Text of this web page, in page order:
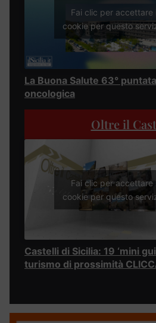
Fai clic per accettare i
cookie per questo
La Buona Salute 63°
oncologica
Oltre il
Fai clic per accettare
cookie per questo
Castelli di Sicilia: 19 ‘mini
turismo di prossimità